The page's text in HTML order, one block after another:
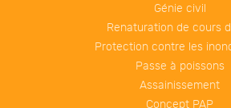
Génie civil
Renaturation de cours
Protection contre les
Passe à poissons
Assainissement
Concept PAP